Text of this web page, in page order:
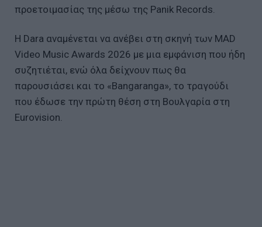
προετοιμασίας της μέσω της Panik Records.
Η Dara αναμένεται να ανέβει στη σκηνή των MAD
Video Music Awards 2026 με μια εμφάνιση που ήδη
συζητιέται, ενώ όλα δείχνουν πως θα
παρουσιάσει και το «Bangaranga», το τραγούδι
που έδωσε την πρώτη θέση στη Βουλγαρία στη
Eurovision.